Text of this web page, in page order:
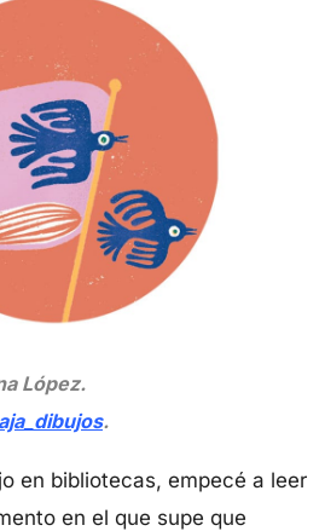
López.
.
en bibliotecas, empecé a leer
en el que supe que